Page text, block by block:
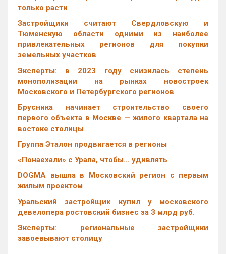
только расти
Застройщики считают Свердловскую и
Тюменскую области одними из наиболее
привлекательных регионов для покупки
земельных участков
Эксперты: в 2023 году снизилась степень
монополизации на рынках новостроек
Московского и Петербургского регионов
Брусника начинает строительство своего
первого объекта в Москве — жилого квартала на
востоке столицы
Группа Эталон продвигается в регионы
«Понаехали» с Урала, чтобы… удивлять
DOGMA вышла в Московский регион с первым
жилым проектом
Уральский застройщик купил у московского
девелопера ростовский бизнес за 3 млрд руб.
Эксперты: региональные застройщики
завоевывают столицу